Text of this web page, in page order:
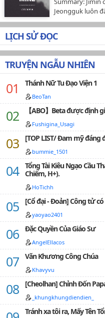
Jeongguk luôn
choàng tay
mức không để ý
vòng tay của
đối với
là nói dối nếu
@cockmin on
I've put all the
LỊCH SỬ ĐỌC
TRUYỆN NGẪU NHIÊN
Thánh Nữ Tu Đạo Viện 1
BeoTan
【ABO】Beta được định
Fushigina_Usagi
[TOP LIST/ Đam mỹ đáng
bummie_1501
Tổng Tài Kiêu Ngạo Cầu
Chiếm, H+).
HoTichh
[Cổ đại - Đoản] Công tử
yaoyao2401
Đặc Quyền Của Giáo Sư
AngelEllacos
Văn Khương Công Chúa
Khavyvu
[Cheolhan] Chỉnh Đốn
_khungkhungdiendien_
Tránh xa tôi ra, Mấy Tên